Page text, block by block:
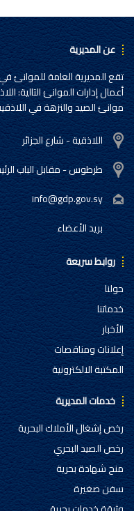
عن المديرية
تقع المديرية العامة للموانئ
أعمال إدارات الموانئ التالية:
موانئ الصيد والنزهة في
اللاذقية - شارع الجزائر
طرطوس - مقابل الباب
info@gdp.gov.sy
بريد الأعضاء
روابط سريعة
حولنا
خدماتنا
الأخبار
إعلانات ومناقصات
المكتبة الالكترونية
خدمات المديرية
رخص إشغال الأملاك البحرية
رخص الصيد البحري
منح شهادة بحرية
سفن صغيرة